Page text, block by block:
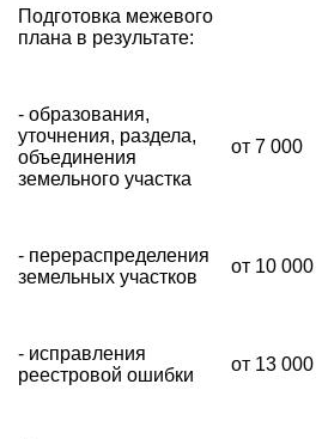
Подготовка межевого
плана в результате:
- образования,
уточнения, раздела,
объединения
земельного участка
от 7 000
- перераспределения
земельных участков
от 10 000
- исправления
реестровой ошибки
от 13 000